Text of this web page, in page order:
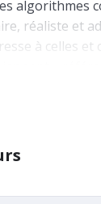
algorithmes
réaliste et
à celles et
agilité —